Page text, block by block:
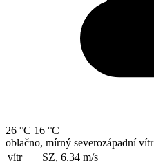
26 °C 16 °C
oblačno, mírný severozápadní vítr
vítr
SZ, 6.34 m/s